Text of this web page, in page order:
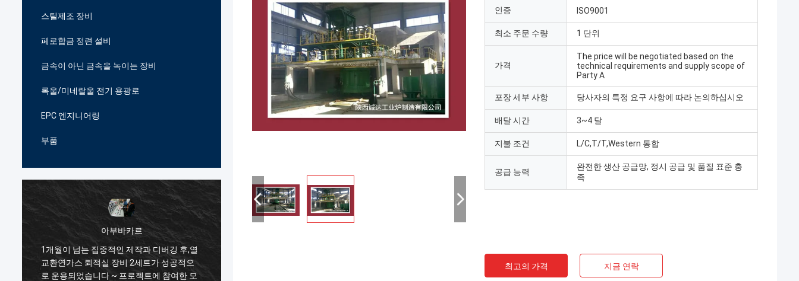
스틸제조 장비
페로합금 정련 설비
금속이 아닌 금속을 녹이는 장비
록울/미네랄울 전기 용광로
EPC 엔지니어링
부품
아부바카르
1개월이 넘는 집중적인 제작과 디버깅 후,열
교환연가스 퇴적실 장비 2세트가 성공적으
로 운용되었습니다 ~ 프로젝트에 참여한 모
Industrial Furnace Co., Ltd.) 은 전기 활 오븐
의 착공을 완료했으며, 노동자들은 장비를 배
인증 ISO9001
최소 주문 수량 1 단위
가격
The price will be negotiated based on the
technical requirements and supply scope of
Party A
포장 세부 사항 당사자의 특정 요구 사항에 따라 논의하십시오
배달 시간 3~4 달
지불 조건 L/C,T/T,Western 통합
공급 능력
완전한 생산 공급망, 정시 공급 및 품질 표준 충
족
최고의 가격 지금 연락